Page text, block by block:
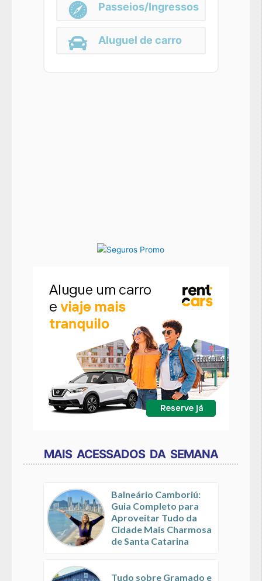
Passeios/Ingressos
Aluguel de carro
MAIS ACESSADOS DA SEMANA
Balneário Camboriú:
Guia Completo para
Aproveitar Tudo da
Cidade Mais Charmosa
de Santa Catarina
Tudo sobre Gramado e